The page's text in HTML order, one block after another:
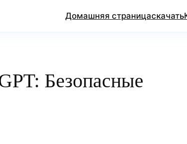
Домашняя страницаскачать
Безопасные